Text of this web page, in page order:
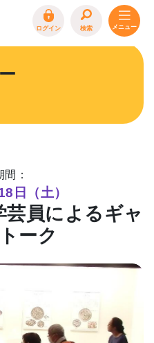
ログイン 検索
イベント情報募集
ーポリシー
間：
日（土）
芸員によるギャ
ーク